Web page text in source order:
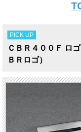
PICK UP
ＣＢＲ４００Ｆ ロ
ＢＲロゴ）